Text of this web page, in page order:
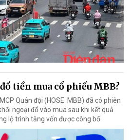
tiền mua cổ phiếu MBB?
Quân đội (HOSE: MBB) đã có phiên
ngoại đổ vào mua sau khi kết quả
lộ trình tăng vốn được công bố.